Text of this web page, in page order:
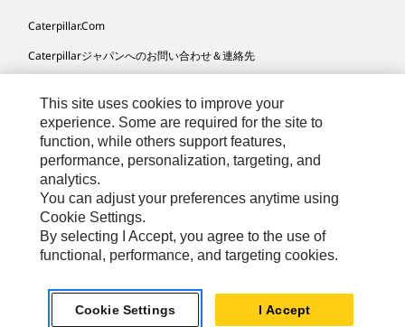
Caterpillar.com
Caterpillarジャパンへのお問い合わせ＆連絡先
サイト･マップ
Cookie Settings
法的事項
プライバシー
Japanese
載を禁じます）
This site uses cookies to improve your
experience. Some are required for the site to
function, while others support features,
performance, personalization, targeting, and
analytics.
You can adjust your preferences anytime using
Cookie Settings.
By selecting I Accept, you agree to the use of
functional, performance, and targeting cookies.
Cookie Settings I Accept